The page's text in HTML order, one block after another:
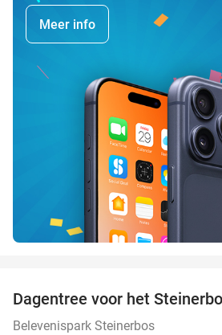
Meer info
Dagentree voor het
Belevenispark Steinerbos